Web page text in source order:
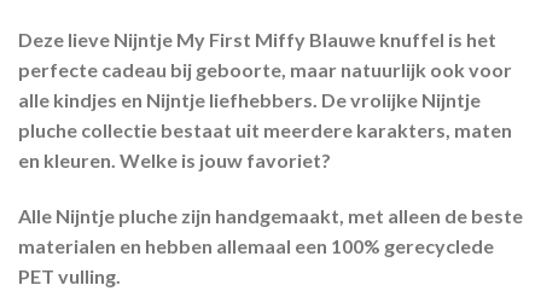
Deze lieve Nijntje My First Miffy Blauwe knuffel is het
perfecte cadeau bij geboorte, maar natuurlijk ook voor
alle kindjes en Nijntje liefhebbers. De vrolijke Nijntje
pluche collectie bestaat uit meerdere karakters, maten
en kleuren. Welke is jouw favoriet?
Alle Nijntje pluche zijn handgemaakt, met alleen de beste
materialen en hebben allemaal een 100% gerecyclede
PET vulling.